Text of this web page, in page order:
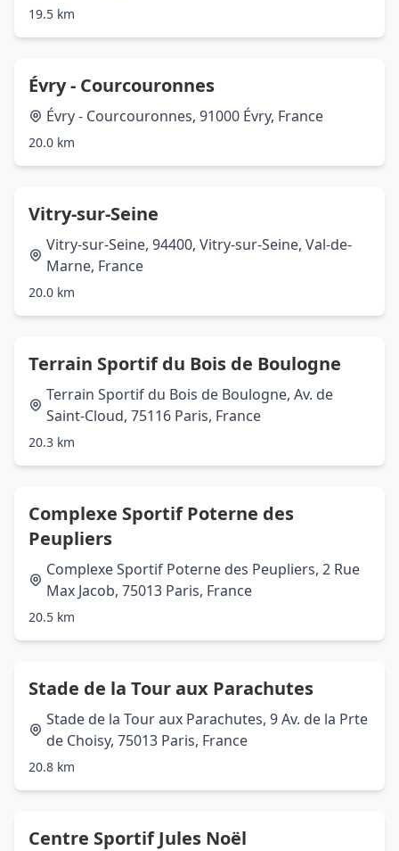
19.5 km
Évry - Courcouronnes
Évry - Courcouronnes, 91000 Évry, France
20.0 km
Vitry-sur-Seine
Vitry-sur-Seine, 94400, Vitry-sur-Seine, Val-de-
Marne, France
20.0 km
Terrain Sportif du Bois de Boulogne
Terrain Sportif du Bois de Boulogne, Av. de
Saint-Cloud, 75116 Paris, France
20.3 km
Complexe Sportif Poterne des
Peupliers
Complexe Sportif Poterne des Peupliers, 2 Rue
Max Jacob, 75013 Paris, France
20.5 km
Stade de la Tour aux Parachutes
Stade de la Tour aux Parachutes, 9 Av. de la Prte
de Choisy, 75013 Paris, France
20.8 km
Centre Sportif Jules Noël